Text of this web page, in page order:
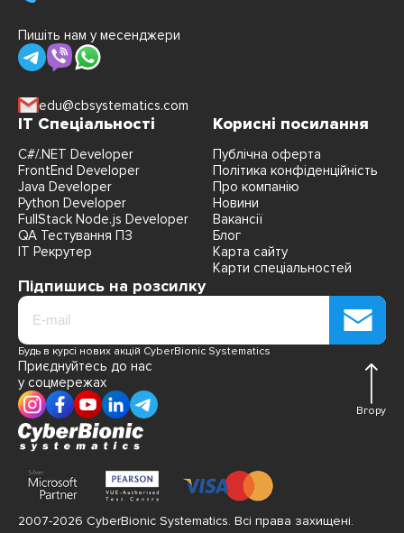
скайпу или
хорошие, при
желании
Пишіть нам у месенджери
edu@cbsystematics.com
IT Спеціальності
C#/.NET Developer
FrontEnd Developer
Java Developer
Python Developer
FullStack Node.js Developer
QA Тестування ПЗ
IT Рекрутер
Корисні посилання
Публічна оферта
Політика конфіденційність
Про компанію
Новини
Вакансії
Блог
Карта сайту
Карти спеціальностей
Підпишись на розсилку
Будь в курсі нових акцій CyberBionic Systematics
Приєднуйтесь до нас
у соцмережах
Вгору
2007-2026 CyberBionic Systematics. Всі права захищені.